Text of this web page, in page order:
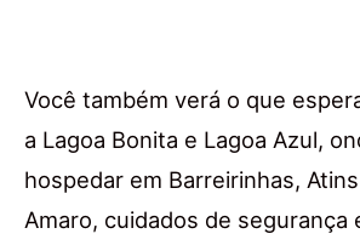
Você também verá o que
a Lagoa Bonita e Lagoa Azul,
hospedar em Barreirinhas,
Amaro, cuidados de segurança